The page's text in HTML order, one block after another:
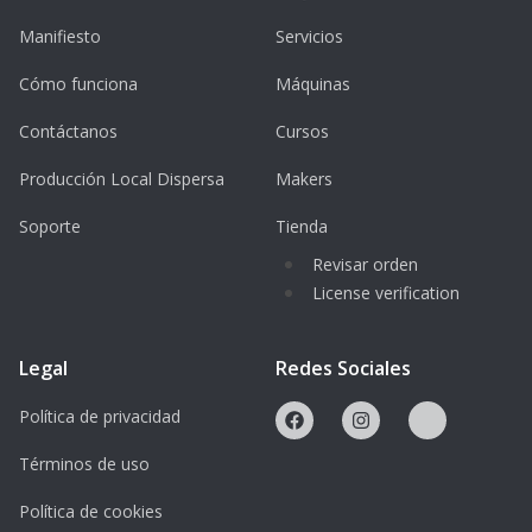
Design von individuellen Unikaten
Problemlösung
9 – 19 Jahre
Der Workshop richtet sich an Kinder und
Jugendliche, die Interesse an Technik,
Vorteile des Workshops
Kostenloses Lasercutting Workshop
Praxisnahes Arbeiten im FabLab
Manifiesto
Cómo funciona
Contáctanos
Producción Local Dispersa
Soporte
Servicios
Máquinas
Cursos
Makers
Tienda
Revisar orden
License verification
Legal
Política de privacidad
Términos de uso
Política de cookies
Redes Sociales